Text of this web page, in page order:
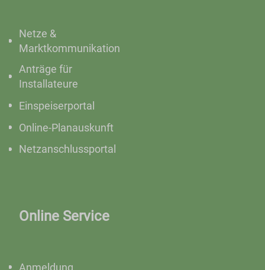
Netze &
Marktkommunikation
Anträge für
Installateure
Einspeiserportal
Online-Planauskunft
Netzanschlussportal
Online Service
Anmeldung